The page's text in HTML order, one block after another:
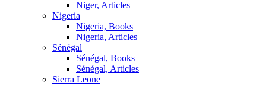
Niger, Articles
Nigeria
Nigeria, Books
Nigeria, Articles
Sénégal
Sénégal, Books
Sénégal, Articles
Sierra Leone